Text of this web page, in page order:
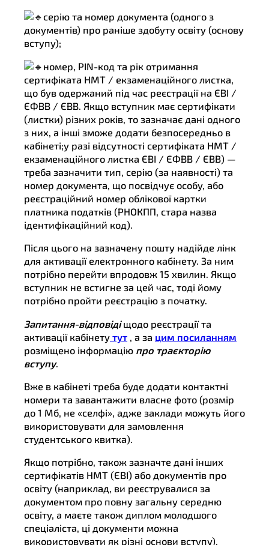
серію та номер документа (одного з
документів) про раніше здобуту освіту (основу
вступу);
номер, PIN-код та рік отримання
сертифіката НМТ / екзаменаційного листка,
що був одержаний під час реєстрації на ЄВІ /
ЄФВВ / ЄВВ. Якщо вступник має сертифікати
(листки) різних років, то зазначає дані одного
з них, а інші зможе додати безпосередньо в
кабінеті;у разі відсутності сертифіката НМТ /
екзаменаційного листка ЄВІ / ЄФВВ / ЄВВ) —
треба зазначити тип, серію (за наявності) та
номер документа, що посвідчує особу, або
реєстраційний номер облікової картки
платника податків (РНОКПП, стара назва
ідентифікаційний код).
Після цього на зазначену пошту надійде лінк
для активації електронного кабінету. За ним
потрібно перейти впродовж 15 хвилин. Якщо
вступник не встигне за цей час, тоді йому
потрібно пройти реєстрацію з початку.
Запитання-відповіді щодо реєстрації та
активації кабінету тут , а за цим посиланням
розміщено інформацію про траєкторію
вступу.
Вже в кабінеті треба буде додати контактні
номери та завантажити власне фото (розмір
до 1 Мб, не «селфі», адже заклади можуть його
використовувати для замовлення
студентського квитка).
Якщо потрібно, також зазначте дані інших
сертифікатів НМТ (ЄВІ) або документів про
освіту (наприклад, ви реєструвалися за
документом про повну загальну середню
освіту, а маєте також диплом молодшого
спеціаліста, ці документи можна
використовувати як різні основи вступу).